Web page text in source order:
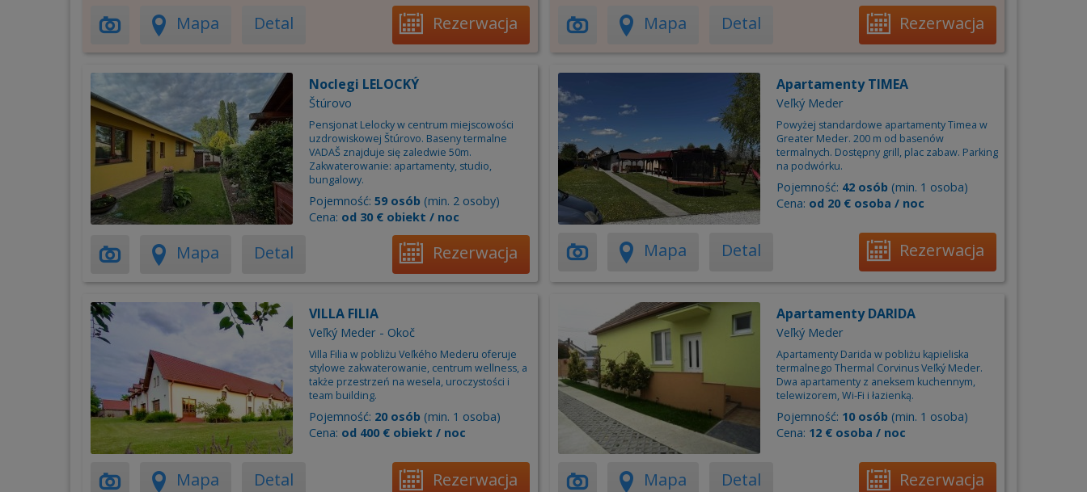
Mapa Detal Rezerwacja Mapa Detal Rezerwacja
Noclegi LELOCKÝ
Štúrovo
Pensjonat Lelocky w centrum miejscowości
uzdrowiskowej Štúrovo. Baseny termalne
VADAŠ znajduje się zaledwie 50m.
Zakwaterowanie: apartamenty, studio,
bungalowy.
Pojemność: 59 osób (min. 2 osoby)
Cena: od 30 € obiekt / noc
Mapa Detal Rezerwacja
Apartamenty TIMEA
Veľký Meder
Powyżej standardowe apartamenty Timea w
Greater Meder. 200 m od basenów
termalnych. Dostępny grill, plac zabaw. Parking
na podwórku.
Pojemność: 42 osób (min. 1 osoba)
Cena: od 20 € osoba / noc
Mapa Detal Rezerwacja
VILLA FILIA
Veľký Meder - Okoč
Villa Filia w pobliżu Veľkého Mederu oferuje
stylowe zakwaterowanie, centrum wellness, a
także przestrzeń na wesela, uroczystości i
team building.
Pojemność: 20 osób (min. 1 osoba)
Cena: od 400 € obiekt / noc
Mapa Detal Rezerwacja
Apartamenty DARIDA
Veľký Meder
Apartamenty Darida w pobliżu kąpieliska
termalnego Thermal Corvinus Veľký Meder.
Dwa apartamenty z aneksem kuchennym,
telewizorem, Wi-Fi i łazienką.
Pojemność: 10 osób (min. 1 osoba)
Cena: 12 € osoba / noc
Mapa Detal Rezerwacja